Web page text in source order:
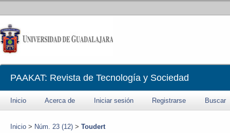
PAAKAT: Revista de Tecnología y Sociedad
Inicio Acerca de Iniciar sesión Registrarse Buscar
Inicio > Núm. 23 (12) > Toudert